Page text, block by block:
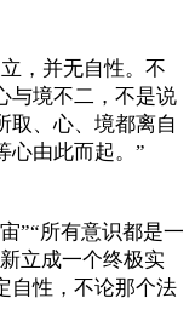
，并无自性。不
与境不二，不是说
取、心、境都离自
心由此而起。”
”“所有意识都是一
立成一个终极实
自性，不论那个法